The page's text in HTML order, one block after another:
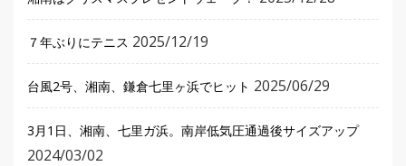
７年ぶりにテニス 2025/12/19
台風2号、湘南、鎌倉七里ヶ浜でヒット 2025/06/29
3月1日、湘南、七里ガ浜。南岸低気圧通過後サイズアップ
2024/03/02